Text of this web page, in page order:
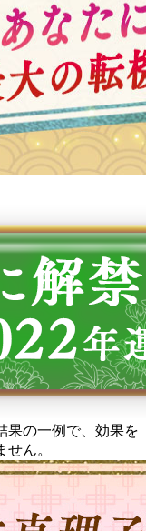
果の一例で、効果を
ん。